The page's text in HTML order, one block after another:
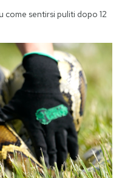
come sentirsi puliti dopo 12